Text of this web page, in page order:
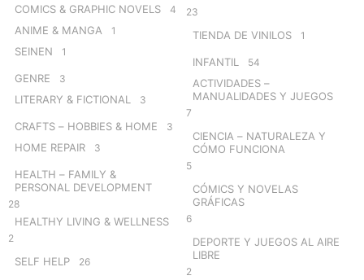
COMICS & GRAPHIC NOVELS 4
ANIME & MANGA 1
SEINEN 1
GENRE 3
LITERARY & FICTIONAL 3
CRAFTS – HOBBIES & HOME 3
HOME REPAIR 3
HEALTH – FAMILY &
PERSONAL DEVELOPMENT
28
HEALTHY LIVING & WELLNESS
2
SELF HELP 26
23
TIENDA DE VINILOS 1
INFANTIL 54
ACTIVIDADES –
MANUALIDADES Y JUEGOS
7
CIENCIA – NATURALEZA Y
CÓMO FUNCIONA
5
CÓMICS Y NOVELAS
GRÁFICAS
6
DEPORTE Y JUEGOS AL AIRE
LIBRE
2